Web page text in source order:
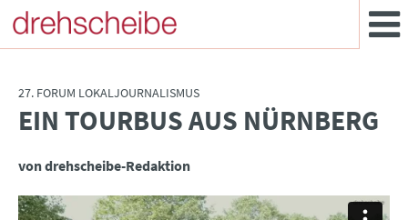
27. FORUM LOKALJOURNALISMUS
:EIN TOURBUS AUS NÜRNBERG
von drehscheibe-Redaktion